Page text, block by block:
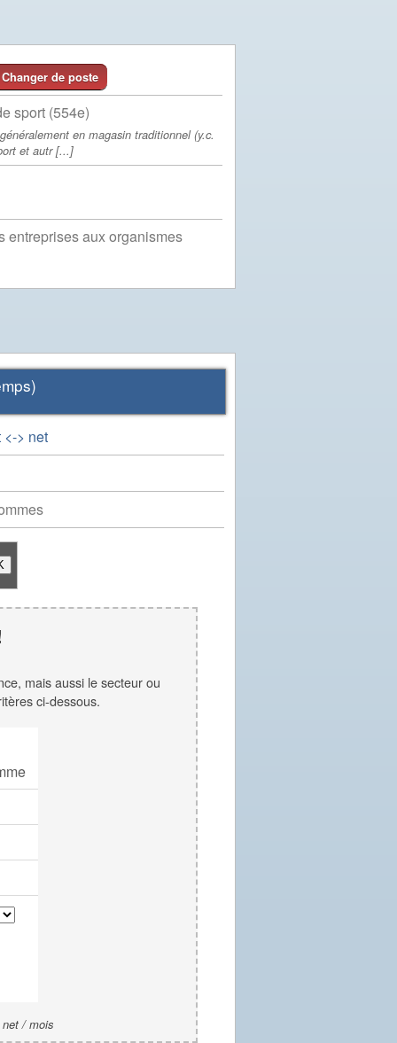
Changer de poste
sport (554e)
en magasin traditionnel (y.c.
et autr [...]
entreprises aux organismes
> net
mais aussi le secteur ou
ci-dessous.
/ mois